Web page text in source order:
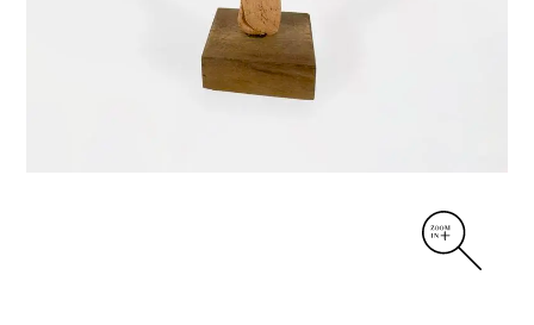
06_ARCHIVES
CONTACT